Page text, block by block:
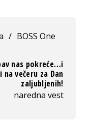
/ BOSS One
nas pokreće…i
na večeru za Dan
zaljubljenih!
naredna vest